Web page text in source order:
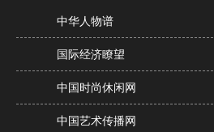
中华人物谱
国际经济瞭望
中国时尚休闲网
中国艺术传播网